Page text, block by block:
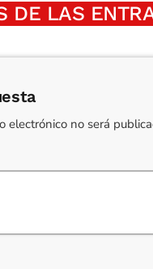
DE LAS
electrónico no será